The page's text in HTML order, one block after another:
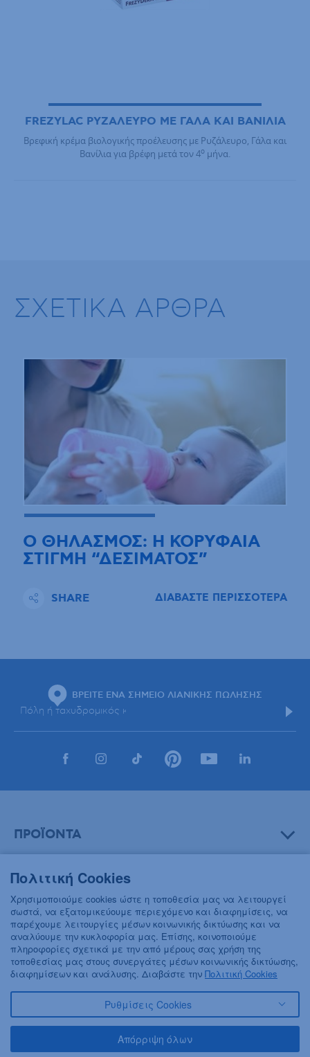
FREZYLAC ΡΥΖΑΛΕΥΡΟ ΜΕ ΓΑΛΑ ΚΑΙ ΒΑΝΙΛΙΑ
Βρεφική κρέμα βιολογικής προέλευσης με Ρυζάλευρο, Γάλα και
Βανίλια για βρέφη μετά τον 4ο μήνα.
ΣΧΕΤΙΚΑ ΑΡΘΡΑ
Ο ΘΗΛΑΣΜΟΣ: Η ΚΟΡΥΦΑΙΑ
ΣΤΙΓΜΗ “ΔΕΣΙΜΑΤΟΣ”
SHARE ΔΙΑΒΑΣΤΕ ΠΕΡΙΣΣΟΤΕΡΑ
ΒΡΕΙΤΕ ΕΝΑ ΣΗΜΕΙΟ ΛΙΑΝΙΚΗΣ ΠΩΛΗΣΗΣ
ΠΡΟΪΟΝΤΑ
ΒΟΗΘΕΙΑ
ΠΛΗΡΟΦΟΡΙΕΣ
© 2018 FREZYDERM A.B.Ε.E. ALL RIGHTS RESERVED
ΠΟΛΙΤΙΚΗ ΕΣΩΤΕΡΙΚΩΝ ΑΝΑΦΟΡΩΝ & ΚΑΤΑΓΓΕΛΙΩΝ (Ν. 4990/22)
Πολιτική Cookies
Χρησιμοποιούμε cookies ώστε η τοποθεσία μας να λειτουργεί
σωστά, να εξατομικεύουμε περιεχόμενο και διαφημίσεις, να
παρέχουμε λειτουργίες μέσων κοινωνικής δικτύωσης και να
αναλύουμε την κυκλοφορία μας. Επίσης, κοινοποιούμε
πληροφορίες σχετικά με την από μέρους σας χρήση της
τοποθεσίας μας στους συνεργάτες μέσων κοινωνικής δικτύωσης,
διαφημίσεων και ανάλυσης. Διαβάστε την Πολιτική Cookies
Ρυθμίσεις Cookies
Απόρριψη όλων